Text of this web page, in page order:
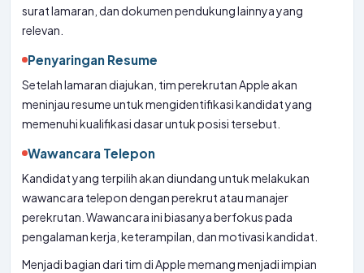
surat lamaran, dan dokumen pendukung lainnya yang
relevan.
Penyaringan Resume
Setelah lamaran diajukan, tim perekrutan Apple akan
meninjau resume untuk mengidentifikasi kandidat yang
memenuhi kualifikasi dasar untuk posisi tersebut.
Wawancara Telepon
Kandidat yang terpilih akan diundang untuk melakukan
wawancara telepon dengan perekrut atau manajer
perekrutan. Wawancara ini biasanya berfokus pada
pengalaman kerja, keterampilan, dan motivasi kandidat.
Menjadi bagian dari tim di Apple memang menjadi impian